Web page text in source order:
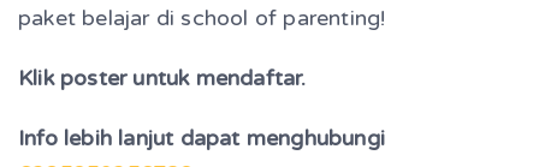
paket belajar di school of parenting!
Klik poster untuk mendaftar.
Info lebih lanjut dapat menghubungi